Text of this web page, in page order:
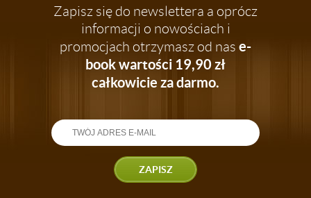
Zapisz się do newslettera a oprócz
informacji o nowościach i
promocjach otrzymasz od nas e-
book wartości 19,90 zł
całkowicie za darmo.
ZAPISZ